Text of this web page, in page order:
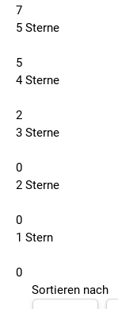
7
5 Sterne
5
4 Sterne
2
3 Sterne
0
2 Sterne
0
1 Stern
0
Sortieren nach